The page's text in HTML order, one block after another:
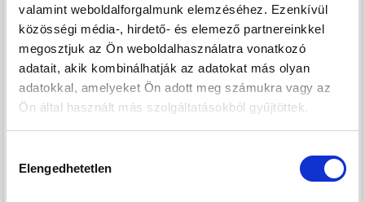
valamint weboldalforgalmunk elemzéséhez. Ezenkívül
közösségi média-, hirdető- és elemező partnereinkkel
megosztjuk az Ön weboldalhasználatra vonatkozó
adatait, akik kombinálhatják az adatokat más olyan
adatokkal, amelyeket Ön adott meg számukra vagy az
Ön által használt más szolgáltatásokból gyűjtöttek.
kiválasztása
Elengedhetetlen
XII. ORBÁNHEGY, CSENDES, ÚJÉPÍTÉSŰ 3, 4, és 5 SZOBÁS
PRÉMIUMKATEGÓRIÁS LAKÁSOK
XII. Kerület ORBÁNHEGY körzetében, CSENDES
(átmenőforgalomtól mentes), ZÖLDÖVEZETI ŐSFÁS
MELLÉKUTCÁBAN, SÍK, téglalap alakú, 1127 m2-es TELKEN
épülő, 4 LAKÁSOS, LIFTES TÁRSASHÁZBAN kínálunk
eladásra, 4 db, DNY-i és DK-i tájolású, KERTRE NÉZŐ, 111,6 –
176 m2-ig (teraszok 1/2, és 1/3 méreteinek a beszámítása